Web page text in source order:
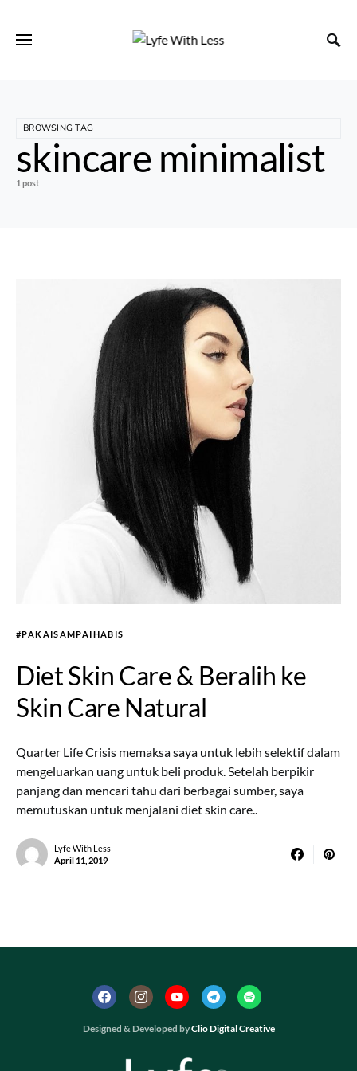
BROWSING TAG
skincare minimalist
1 post
#PAKAISAMPAIHABIS
Diet Skin Care & Beralih ke
Skin Care Natural
Quarter Life Crisis memaksa saya untuk lebih selektif dalam
mengeluarkan uang untuk beli produk. Setelah berpikir
panjang dan mencari tahu dari berbagai sumber, saya
memutuskan untuk menjalani diet skin care..
Lyfe With Less
April 11, 2019
Designed & Developed byClio Digital Creative